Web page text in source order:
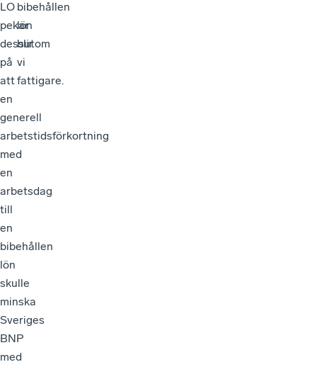
LO
pekar
dessutom
på
att
en
generell
arbetstidsförkortning
med
en
arbetsdag
till
en
bibehållen
lön
skulle
minska
Sveriges
BNP
med
bibehållen
lön
blir
vi
fattigare.